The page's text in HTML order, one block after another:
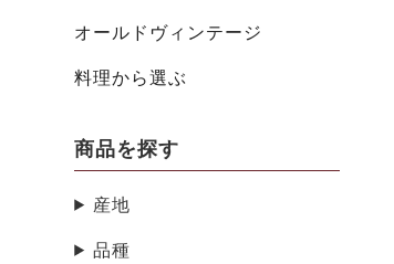
オールドヴィンテージ
料理から選ぶ
商品を探す
産地
品種